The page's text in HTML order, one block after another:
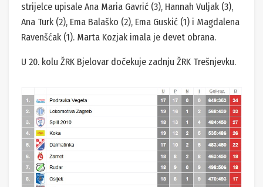
strijelce upisale Ana Maria Gavrić (3), Hannah Vuljak (3),
Ana Turk (2), Ema Balaško (2), Ema Guskić (1) i Magdalena
Ravenšćak (1). Marta Kozjak imala je devet obrana.
U 20. kolu ŽRK Bjelovar dočekuje zadnju ŽRK Trešnjevku.